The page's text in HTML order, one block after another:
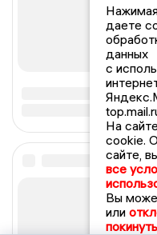
даете
данных
с
На
cookie.
сайте,
все
Вы
или